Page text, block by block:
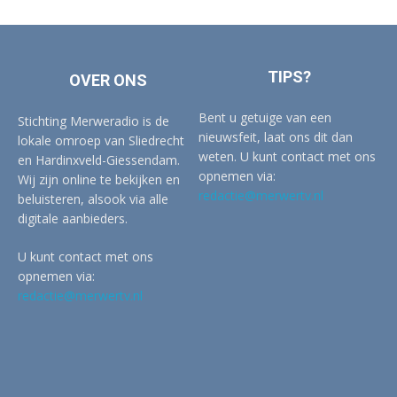
OVER ONS
Stichting Merweradio is de
lokale omroep van Sliedrecht
en Hardinxveld-Giessendam.
Wij zijn online te bekijken en
beluisteren, alsook via alle
digitale aanbieders.
U kunt contact met ons
opnemen via:
redactie@merwertv.nl
TIPS?
Bent u getuige van een
nieuwsfeit, laat ons dit dan
weten. U kunt contact met ons
opnemen via:
redactie@merwertv.nl